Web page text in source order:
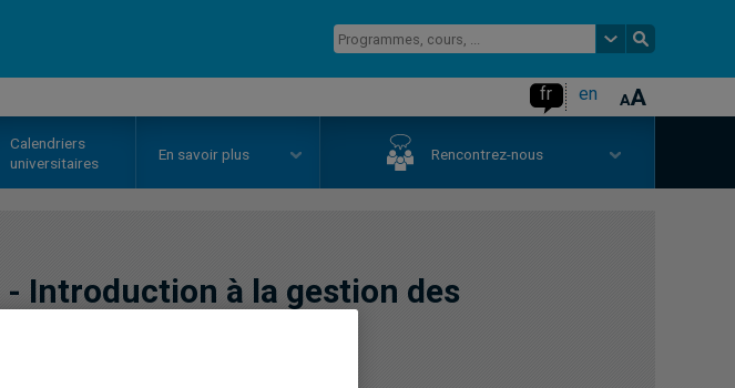
fr en
Calendriers
universitaires
En savoir plus Rencontrez-nous
- Introduction à la gestion des